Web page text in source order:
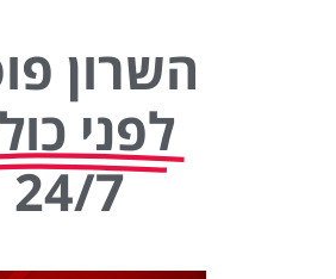
השרון
לפני
24/7